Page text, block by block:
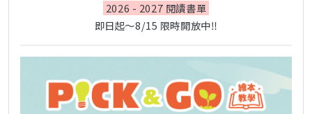
2026 - 2027 閱讀書單
即日起～8/15 限時開放中‼️